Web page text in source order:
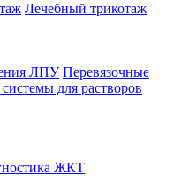
Лечебный трикотаж
ЛПУ Перевязочные
для растворов
ЖКТ